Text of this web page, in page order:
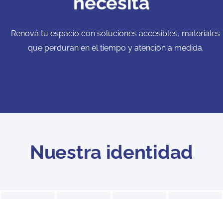
Renová tu espacio con soluciones accesibles, materiales
que perduran en el tiempo y atención a medida.
Nuestra identidad